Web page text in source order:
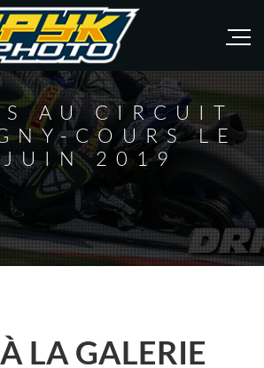
AU CIRCUIT
COURS LE
2019
LA GALERIE